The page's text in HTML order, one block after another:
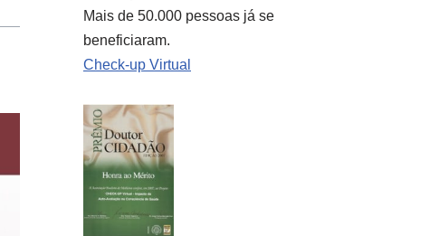
Mais de 50.000 pessoas já se
beneficiaram.
Check-up Virtual